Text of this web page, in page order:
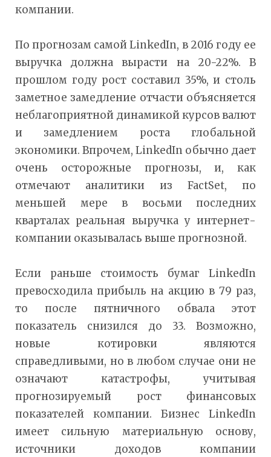
компании.
По прогнозам самой LinkedIn, в 2016 году ее
выручка должна вырасти на 20-22%. В
прошлом году рост составил 35%, и столь
заметное замедление отчасти объясняется
неблагоприятной динамикой курсов валют
и замедлением роста глобальной
экономики. Впрочем, LinkedIn обычно дает
очень осторожные прогнозы, и, как
отмечают аналитики из FactSet, по
меньшей мере в восьми последних
кварталах реальная выручка у интернет-
компании оказывалась выше прогнозной.
Если раньше стоимость бумаг LinkedIn
превосходила прибыль на акцию в 79 раз,
то после пятничного обвала этот
показатель снизился до 33. Возможно,
новые котировки являются
справедливыми, но в любом случае они не
означают катастрофы, учитывая
прогнозируемый рост финансовых
показателей компании. Бизнес LinkedIn
имеет сильную материальную основу,
источники доходов компании